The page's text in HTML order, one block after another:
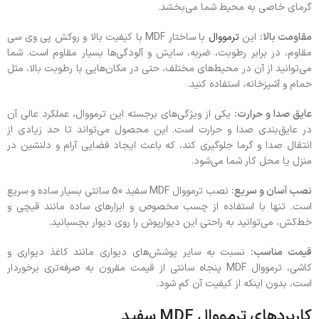
گرمای خاصی به محیط شما می‌بخشد.
مقاومت بالا: اینترمووال
با ساختار MDF با کیفیت بالا و روکش پی وی سی
مقاوم، در برابر رطوبت، ضربه، سایش و آلودگی‌ها بسیار مقاوم است. شما
می‌توانید از آن در محیط‌های مختلف، حتی در مکان‌هایی با رطوبت بالا، مثل
حمام و آشپزخانه، استفاده کنید.
عایق صدا و حرارت: یکی از ویژگی‌های برجسته این ترمووال، عملکرد عالی آن
در عایق‌بندی صدا و حرارت است. این محصول می‌تواند تا حد زیادی از
انتقال صدا و گرما جلوگیری کند، که باعث ایجاد فضایی آرام و دلنشین در
منزل یا محل کار شما می‌شود.
نصب آسان و سریع:
نصب ترمووال MDF سفید 50 سانتی بسیار ساده و سریع
است. تنها با استفاده از چسب مخصوص و ابزارهای ساده مانند قیچی و
خط‌کش، می‌توانید به راحتی این دیوارپوش را روی دیوار بچسبانید.
قیمت مناسب: نسبت به سایر پوشش‌های دیواری مانند کاغذ دیواری و
کاشی، ترمووال MDF پنجاه سانتی از قیمت مقرون به صرفه‌تری برخوردار
است، بدون اینکه از کیفیت آن کم شود.